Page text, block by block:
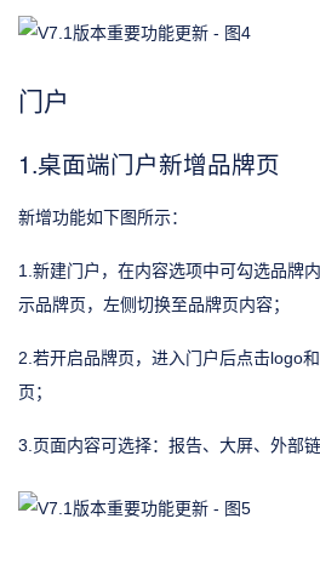
门户
1.桌面端门户新增品牌页
新增功能如下图所示：
1.新建门户，在内容选项中可勾选品牌
示品牌页，左侧切换至品牌页内容；
2.若开启品牌页，进入门户后点击logo
页；
3.页面内容可选择：报告、大屏、外部